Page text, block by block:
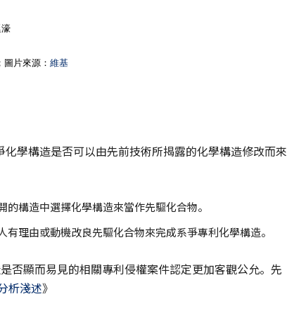
片來源： 維基
學構造是否可以由先前技術所揭露的化學構造修改而來
構造中選擇化學構造來當作先驅化合物。
理由或動機改良先驅化合物來完成系爭專利化學構造。
否顯而易見的相關專利侵權案件認定更加客觀公允。先
析淺述》